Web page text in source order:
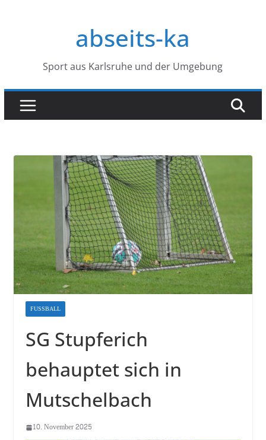
abseits-ka
Sport aus Karlsruhe und der Umgebung
FUSSBALL
SG Stupferich
behauptet sich in
Mutschelbach
10. November 2025